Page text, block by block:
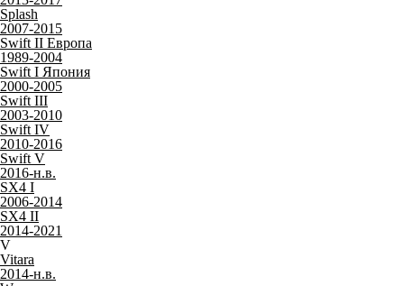
выбором для защиты
10-летним опытом работы
лучших отечественных
вы останетесь довольны
Какие коврики делаем